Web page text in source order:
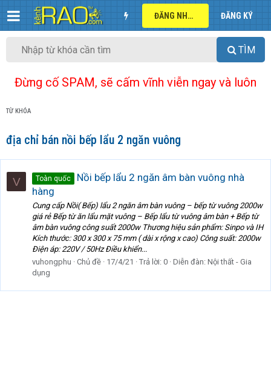
ĐĂNG NHẬP ĐĂNG KÝ
TÌM
Đừng cố SPAM, sẽ cấm vĩnh viễn ngay và luôn
TỪ KHÓA
địa chỉ bán nồi bếp lẩu 2 ngăn vuông
V Toàn quốc
Nồi bếp lẩu 2 ngăn âm bàn vuông nhà
hàng
Cung cấp Nồi( Bếp) lẩu 2 ngăn âm bàn vuông – bếp từ vuông 2000w
giá rẻ Bếp từ ăn lẩu mặt vuông – Bếp lẩu từ vuông âm bàn + Bếp từ
âm bàn vuông công suất 2000w Thương hiệu sản phẩm: Sinpo và IH
Kích thước: 300 x 300 x 75 mm ( dài x rộng x cao) Công suất: 2000w
Điện áp: 220V / 50Hz Điều khiển...
vuhongphu
Chủ đề 17/4/21 Trả lời: 0 Diễn đàn: Nội thất - Gia
dụng